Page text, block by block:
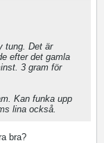
tung. Det är
efter det gamla
3 gram för
Kan funka upp
lina också.
bra?